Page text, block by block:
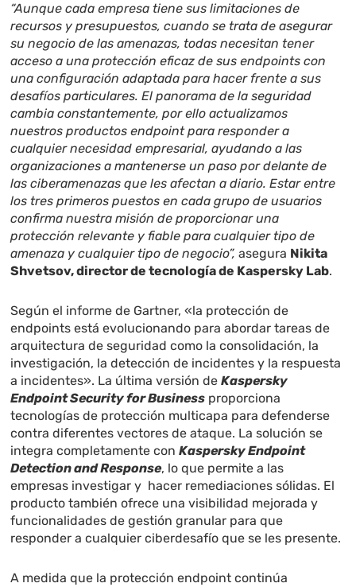
“Aunque cada empresa tiene sus limitaciones de
recursos y presupuestos, cuando se trata de asegurar
su negocio de las amenazas, todas necesitan tener
acceso a una protección eficaz de sus endpoints con
una configuración adaptada para hacer frente a sus
desafíos particulares. El panorama de la seguridad
cambia constantemente, por ello actualizamos
nuestros productos endpoint para responder a
cualquier necesidad empresarial, ayudando a las
organizaciones a mantenerse un paso por delante de
las ciberamenazas que les afectan a diario. Estar entre
los tres primeros puestos en cada grupo de usuarios
confirma nuestra misión de proporcionar una
protección relevante y fiable para cualquier tipo de
amenaza y cualquier tipo de negocio”,asegura Nikita
Shvetsov, director de tecnología de Kaspersky Lab.
Según el informe de Gartner, «la protección de
endpoints está evolucionando para abordar tareas de
arquitectura de seguridad como la consolidación, la
investigación, la detección de incidentes y la respuesta
a incidentes». La última versión deKaspersky
Endpoint Security for Business proporciona
tecnologías de protección multicapa para defenderse
contra diferentes vectores de ataque. La solución se
integra completamente conKaspersky Endpoint
Detection and Response, lo que permite a las
empresas investigar y hacer remediaciones sólidas. El
producto también ofrece una visibilidad mejorada y
funcionalidades de gestión granular para que
responder a cualquier ciberdesafío que se les presente.
A medida que la protección endpoint continúa